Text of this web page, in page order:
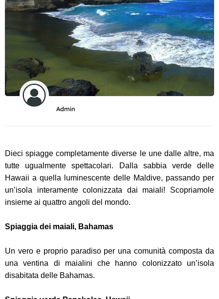
Admin
Dieci spiagge completamente diverse le une dalle altre, ma
tutte ugualmente spettacolari. Dalla sabbia verde delle
Hawaii a quella luminescente delle Maldive, passando per
un’isola interamente colonizzata dai maiali! Scopriamole
insieme ai quattro angoli del mondo.
Spiaggia dei maiali, Bahamas
Un vero e proprio paradiso per una comunità composta da
una ventina di maialini che hanno colonizzato un’isola
disabitata delle Bahamas.